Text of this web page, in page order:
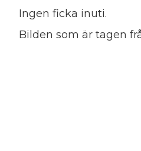
Ingen ficka inuti.
Bilden som är tagen